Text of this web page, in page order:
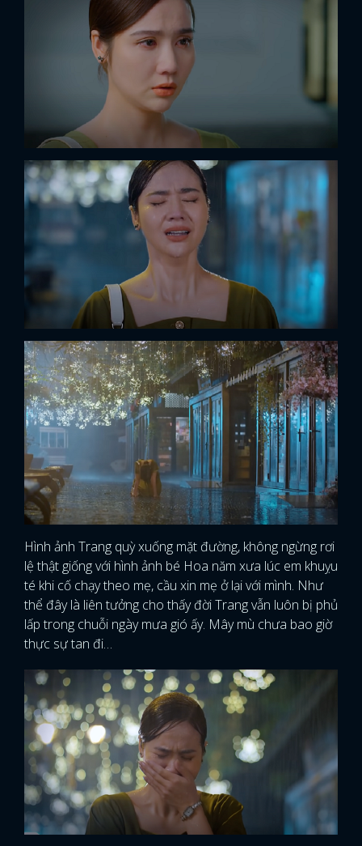
Hình ảnh Trang quỳ xuống mặt đường, không ngừng rơi
lệ thật giống với hình ảnh bé Hoa năm xưa lúc em khuỵu
té khi cố chạy theo mẹ, cầu xin mẹ ở lại với mình. Như
thể đây là liên tưởng cho thấy đời Trang vẫn luôn bị phủ
lấp trong chuỗi ngày mưa gió ấy. Mây mù chưa bao giờ
thực sự tan đi…